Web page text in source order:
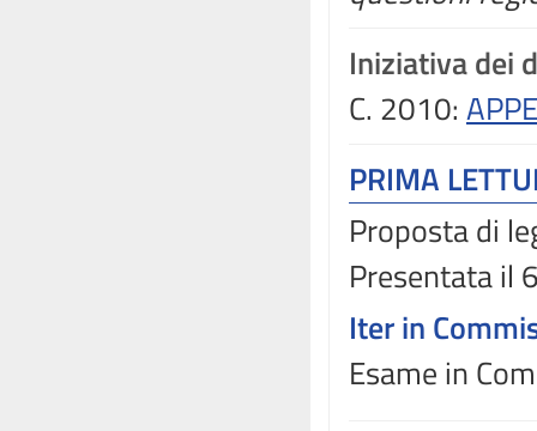
Iniziativa dei
C. 2010:
PRIMA
Proposta di
Presentata il
Iter in
Esame in